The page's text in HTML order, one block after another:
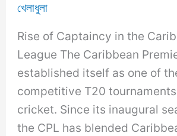
খেলাধুলা
Rise of Captaincy in the
League The Caribbean
established itself as one of
competitive T20
cricket. Since its inaugural
the CPL has blended